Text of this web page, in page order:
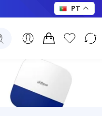
PT